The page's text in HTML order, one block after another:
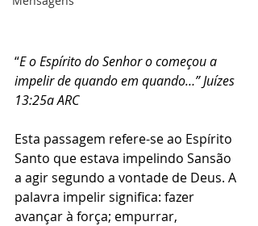
“E o Espírito do Senhor o começou a
impelir de quando em quando…” Juízes
13:25a ARC
Esta passagem refere-se ao Espírito
Santo que estava impelindo Sansão
a agir segundo a vontade de Deus. A
palavra impelir significa: fazer
avançar à força; empurrar,